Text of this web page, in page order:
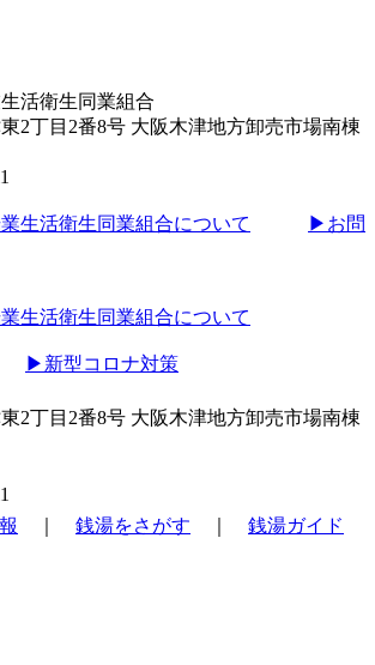
活衛生同業組合
2丁目2番8号 大阪木津地方卸売市場南棟
生活衛生同業組合について
▶︎お問
生活衛生同業組合について
▶︎新型コロナ対策
2丁目2番8号 大阪木津地方卸売市場南棟
銭湯をさがす
銭湯ガイド